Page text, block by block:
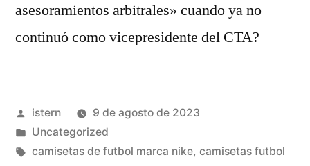
asesoramientos arbitrales» cuando ya no
continuó como vicepresidente del CTA?
Publicado
por
istern
9 de agosto de 2023
Publicado
en
Uncategorized
Etiquetas:
camisetas de futbol marca nike, camisetas futbol